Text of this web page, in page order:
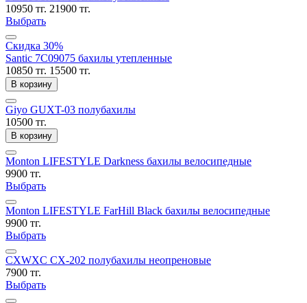
10950 тг. 21900 тг.
Выбрать
Скидка 30%
Santic 7C09075 бахилы утепленные
10850 тг. 15500 тг.
В корзину
Giyo GUXT-03 полубахилы
10500 тг.
В корзину
Monton LIFESTYLE Darkness бахилы велосипедные
9900 тг.
Выбрать
Monton LIFESTYLE FarHill Black бахилы велосипедные
9900 тг.
Выбрать
CXWXC CX-202 полубахилы неопреновые
7900 тг.
Выбрать